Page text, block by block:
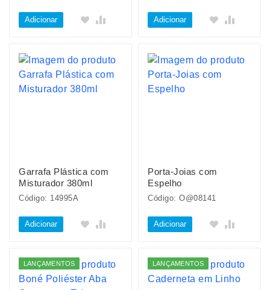
Adicionar Adicionar
Garrafa Plástica com
Misturador 380ml
Código: 14995A
Adicionar
Porta-Joias com
Espelho
Código: O@08141
Adicionar
LANÇAMENTOS LANÇAMENTOS